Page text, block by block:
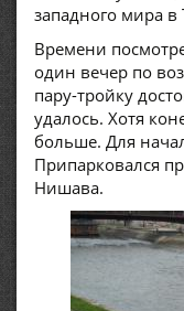
западного мира
Времени
один вечер по
пару-тройку
удалось. Хотя
больше. Для
Припарковался
Нишава.